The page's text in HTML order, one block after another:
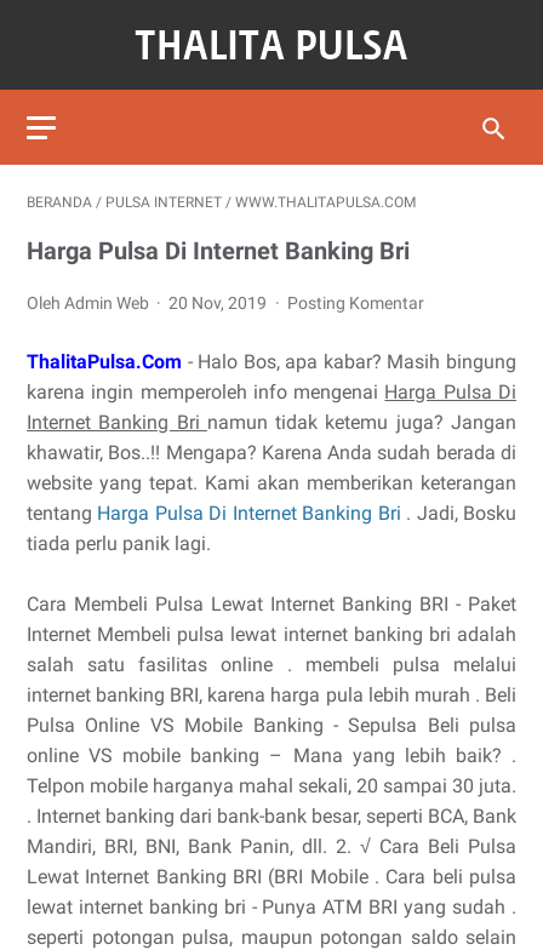
BERANDA / PULSA INTERNET / WWW.THALITAPULSA.COM
Harga Pulsa Di Internet Banking Bri
Oleh Admin Web 20 Nov, 2019 Posting Komentar
ThalitaPulsa.Com - Halo Bos, apa kabar? Masih bingung
karena ingin memperoleh info mengenai Harga Pulsa Di
Internet Banking Bri namun tidak ketemu juga? Jangan
khawatir, Bos..!! Mengapa? Karena Anda sudah berada di
website yang tepat. Kami akan memberikan keterangan
tentang Harga Pulsa Di Internet Banking Bri . Jadi, Bosku
tiada perlu panik lagi.
Cara Membeli Pulsa Lewat Internet Banking BRI - Paket
Internet Membeli pulsa lewat internet banking bri adalah
salah satu fasilitas online . membeli pulsa melalui
internet banking BRI, karena harga pula lebih murah . Beli
Pulsa Online VS Mobile Banking - Sepulsa Beli pulsa
online VS mobile banking – Mana yang lebih baik? .
Telpon mobile harganya mahal sekali, 20 sampai 30 juta.
. Internet banking dari bank-bank besar, seperti BCA, Bank
Mandiri, BRI, BNI, Bank Panin, dll. 2. √ Cara Beli Pulsa
Lewat Internet Banking BRI (BRI Mobile . Cara beli pulsa
lewat internet banking bri - Punya ATM BRI yang sudah .
seperti potongan pulsa, maupun potongan saldo selain